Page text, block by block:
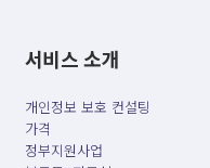
서비스 소개
개인정보 보호 컨설팅
가격
정부지원사업